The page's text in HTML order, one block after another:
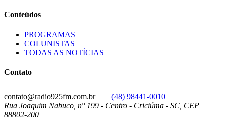
Conteúdos
PROGRAMAS
COLUNISTAS
TODAS AS NOTÍCIAS
Contato
contato@radio925fm.com.br
(48) 98441-0010
Rua Joaquim Nabuco, n° 199 - Centro - Criciúma - SC, CEP
88802-200